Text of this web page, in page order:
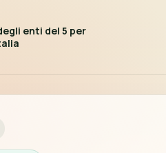
enti del 5 per